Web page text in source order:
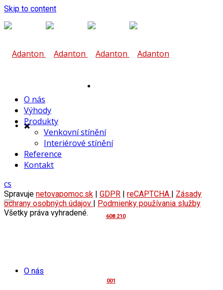
Skip to content
608 210
001
O nás
O nás
Výhody
Produkty
Venkovní stínění
Interiérové stínění
Reference
Kontakt
cs
Spravuje netovapomoc.sk | GDPR | reCAPTCHA | Zásady
ochrany osobných údajov | Podmienky používania služby
Všetky práva vyhradené.